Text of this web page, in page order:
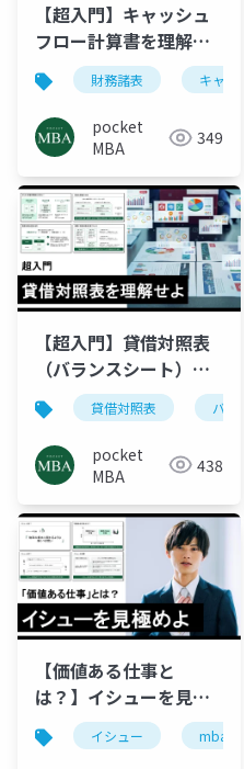
【超入門】キャッシュ
フロー計算書を理解せ
よ
財務諸表 キャッ
pocket
MBA
349
【超入門】貸借対照表
（バランスシート）を
理解せよ貸借対照表 バラ
pocket
MBA
438
【価値ある仕事と
は？】イシューを見極
めよ
イシュー mba